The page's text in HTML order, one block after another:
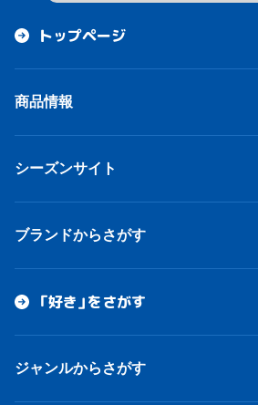
トップページ
商品情報
シーズンサイト
ブランドからさがす
「好き」をさがす
ジャンルからさがす